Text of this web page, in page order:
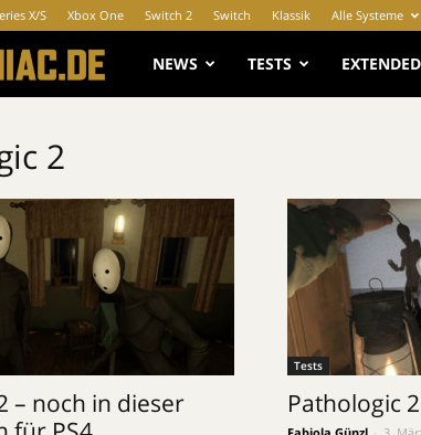
X/S Xbox One Switch 2 Switch Klassik Alle Systeme
MANIAC.de
NEWS TESTS EXTENDED
2
– noch in dieser
Tests
Pathologic